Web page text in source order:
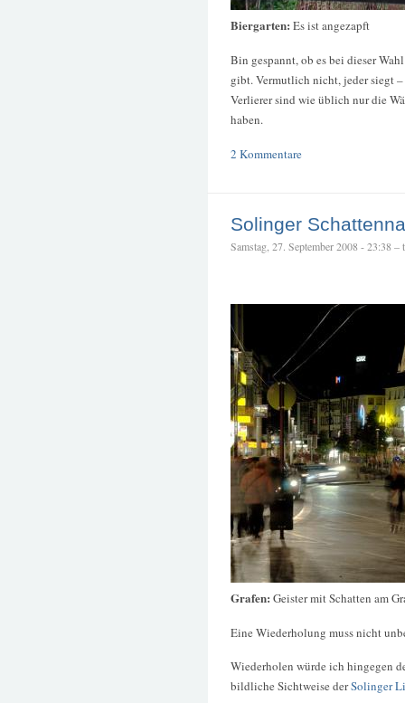
Biergarten: Es ist angezapft
Bin gespannt, ob es bei dieser
gibt. Vermutlich nicht, jeder siegt
Verlierer sind wie üblich nur die
haben.
2 Kommentare
Solinger
Samstag, 27. September 2008 - 23:38 –
Grafen: Geister mit Schatten am
Eine Wiederholung muss nicht
Wiederholen würde ich hingegen
bildliche Sichtweise derSolinger